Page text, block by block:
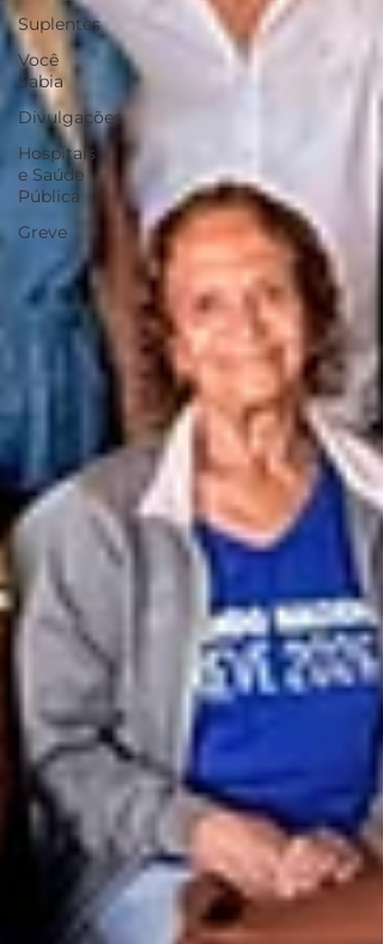
Suplentes
Você
Sabia
Divulgações
Hospitais
e Saúde
Pública
Greve